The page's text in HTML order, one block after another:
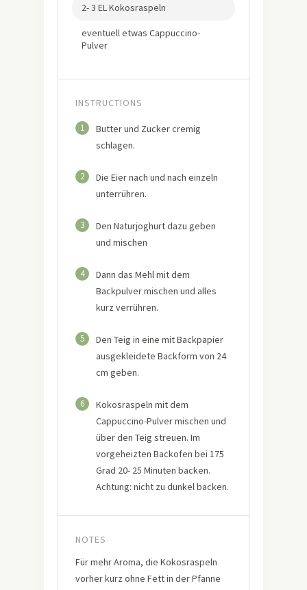
2- 3 EL Kokosraspeln
eventuell etwas Cappuccino-
Pulver
INSTRUCTIONS
1
Butter und Zucker cremig
schlagen.
2
Die Eier nach und nach einzeln
unterrühren.
3
Den Naturjoghurt dazu geben
und mischen
4
Dann das Mehl mit dem
Backpulver mischen und alles
kurz verrühren.
5
Den Teig in eine mit Backpapier
ausgekleidete Backform von 24
cm geben.
6
Kokosraspeln mit dem
Cappuccino-Pulver mischen und
über den Teig streuen. Im
vorgeheizten Backofen bei 175
Grad 20- 25 Minuten backen.
Achtung: nicht zu dunkel backen.
NOTES
Für mehr Aroma, die Kokosraspeln
vorher kurz ohne Fett in der Pfanne